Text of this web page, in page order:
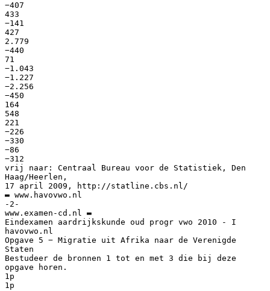
−407
433
−141
427
2.779
−440
71
−1.043
−1.227
−2.256
−450
164
548
221
−226
−330
−86
−312
vrij naar: Centraal Bureau voor de Statistiek, Den
Haag/Heerlen,
17 april 2009, http://statline.cbs.nl/
▬ www.havovwo.nl
-2-
www.examen-cd.nl ▬
Eindexamen aardrijkskunde oud progr vwo 2010 - I
havovwo.nl
Opgave 5 − Migratie uit Afrika naar de Verenigde
Staten
Bestudeer de bronnen 1 tot en met 3 die bij deze
opgave horen.
1p
1p